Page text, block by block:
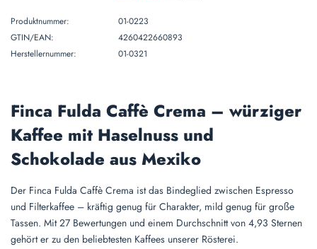
Produktnummer:
01-0223
GTIN/EAN:
4260422660893
Herstellernummer:
01-0321
Finca Fulda Caffè Crema – würziger
Kaffee mit Haselnuss und
Schokolade aus Mexiko
Der Finca Fulda Caffè Crema ist das Bindeglied zwischen Espresso
und Filterkaffee – kräftig genug für Charakter, mild genug für große
Tassen. Mit 27 Bewertungen und einem Durchschnitt von 4,93 Sternen
gehört er zu den beliebtesten Kaffees unserer Rösterei.